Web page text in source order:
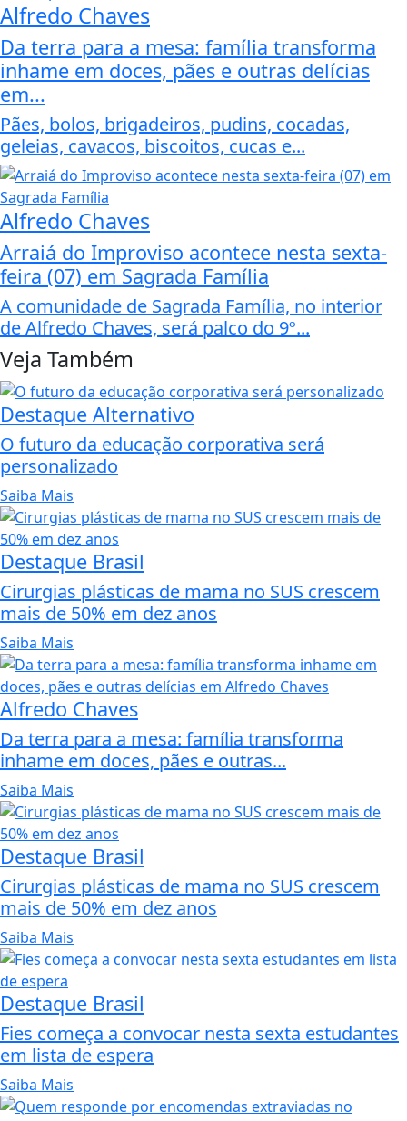
Alfredo Chaves
Da terra para a mesa: família transforma
inhame em doces, pães e outras delícias
em...
Pães, bolos, brigadeiros, pudins, cocadas,
geleias, cavacos, biscoitos, cucas e...
Alfredo Chaves
Arraiá do Improviso acontece nesta sexta-
feira (07) em Sagrada Família
A comunidade de Sagrada Família, no interior
de Alfredo Chaves, será palco do 9º...
Veja Também
Destaque Alternativo
O futuro da educação corporativa será
personalizado
Saiba Mais
Destaque Brasil
Cirurgias plásticas de mama no SUS crescem
mais de 50% em dez anos
Saiba Mais
Alfredo Chaves
Da terra para a mesa: família transforma
inhame em doces, pães e outras...
Saiba Mais
Destaque Brasil
Cirurgias plásticas de mama no SUS crescem
mais de 50% em dez anos
Saiba Mais
Destaque Brasil
Fies começa a convocar nesta sexta estudantes
em lista de espera
Saiba Mais